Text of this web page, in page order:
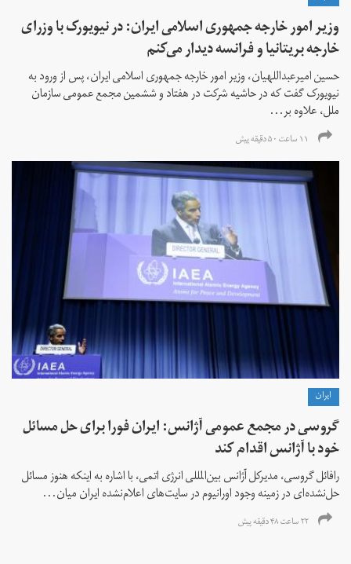
وزیر امور خارجه جمهوری اسلامی ایران: در نیویورک با وزرای
خارجه بریتانیا و فرانسه دیدار می‌کنم
حسین امیرعبداللهیان، وزیر امور خارجه جمهوری اسلامی ایران، پس از ورود به
نیویورک گفت که در حاشیه شرکت در هفتاد و ششمین مجمع عمومی سازمان
ملل، علاوه بر...
۱۱ ساعت ۵۰ دقیقه پیش
ايران
گروسی در مجمع عمومی آژانس: ایران فورا برای حل مسائل
خود با آژانس اقدام کند
رافائل گروسی، مدیرکل آژانس بین‌المللی انرژی اتمی، با اشاره به اینکه هنوز مسائل
حل‌نشده‌ای در زمینه وجود اورانیوم در سایت‌های اعلام‌نشده ایران میان...
۲۲ ساعت ۴۸ دقیقه پیش